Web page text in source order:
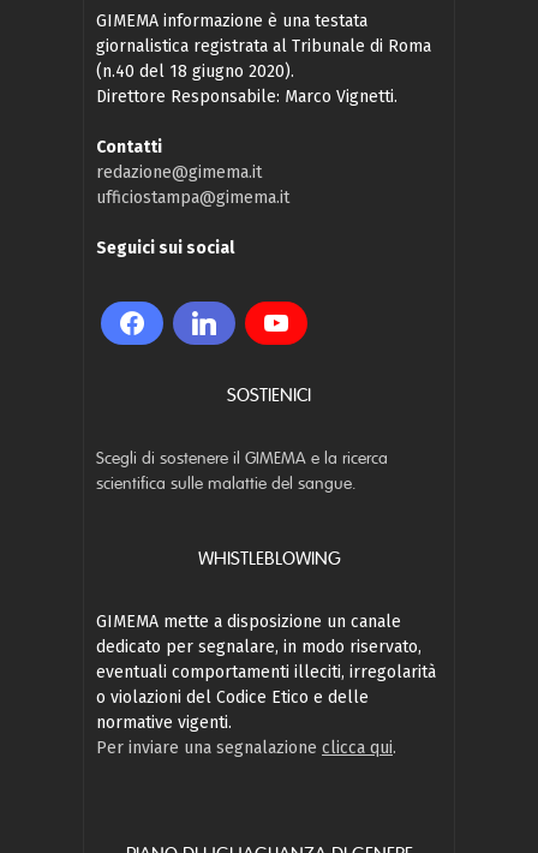
GIMEMA informazione è una testata
giornalistica registrata al Tribunale di Roma
(n.40 del 18 giugno 2020).
Direttore Responsabile: Marco Vignetti.
Contatti
redazione@gimema.it
ufficiostampa@gimema.it
Seguici sui social
SOSTIENICI
Scegli di sostenere il GIMEMA e la ricerca
scientifica sulle malattie del sangue.
WHISTLEBLOWING
GIMEMA mette a disposizione un canale
dedicato per segnalare, in modo riservato,
eventuali comportamenti illeciti, irregolarità
o violazioni del Codice Etico e delle
normative vigenti.
Per inviare una segnalazione clicca qui.